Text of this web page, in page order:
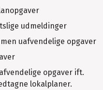
udmeldinger
uafvendelige opgaver
opgaver ift.
lokalplaner.